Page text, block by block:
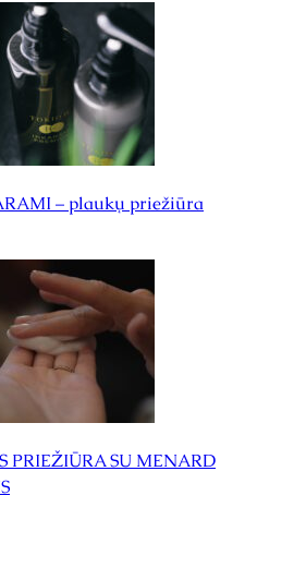
– plaukų priežiūra
PRIEŽIŪRA SU MENARD